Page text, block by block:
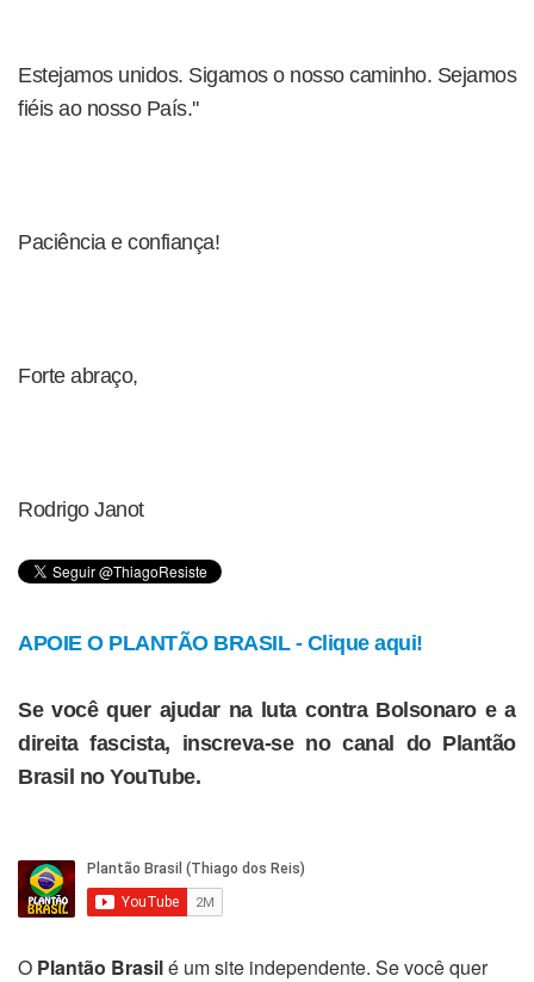
Estejamos unidos. Sigamos o nosso caminho. Sejamos
fiéis ao nosso País.''
Paciência e confiança!
Forte abraço,
Rodrigo Janot
APOIE O PLANTÃO BRASIL - Clique aqui!
Se você quer ajudar na luta contra Bolsonaro e a
direita fascista, inscreva-se no canal do Plantão
Brasil no YouTube.
O Plantão Brasilé um site independente. Se você quer